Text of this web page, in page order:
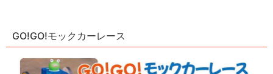
GO!GO!モックカーレース